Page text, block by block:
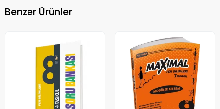
Benzer Ürünler